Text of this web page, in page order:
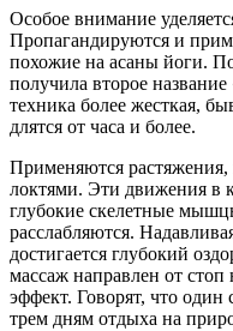
Особое внимание
Пропагандируются и
похожие на асаны йоги.
получила второе
техника более жесткая,
длятся от часа и более.
Применяются
локтями. Эти движения в
глубокие скелетные
расслабляются.
достигается глубокий
массаж направлен от
эффект. Говорят, что один
трем дням отдыха на